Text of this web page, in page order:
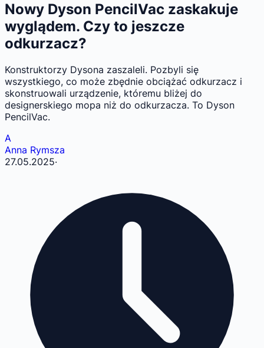
Nowy Dyson PencilVac zaskakuje
wyglądem. Czy to jeszcze
odkurzacz?
Konstruktorzy Dysona zaszaleli. Pozbyli się
wszystkiego, co może zbędnie obciążać odkurzacz i
skonstruowali urządzenie, któremu bliżej do
designerskiego mopa niż do odkurzacza. To Dyson
PencilVac.
A
Anna Rymsza
27.05.2025·